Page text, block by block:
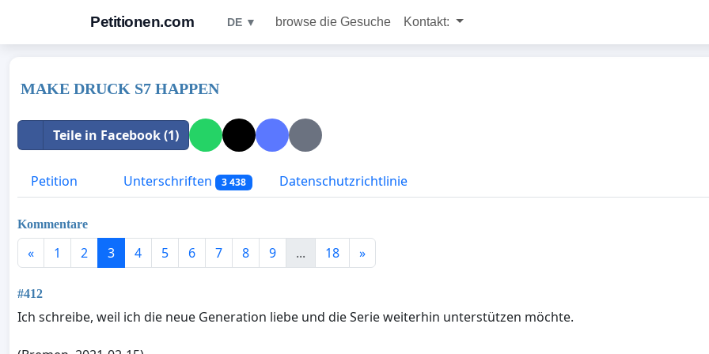
Petitionen.com DE ▼ browse die Gesuche Kontakt:
MAKE DRUCK S7 HAPPEN
Teile in Facebook (1)
Petition Unterschriften 3 438 Datenschutzrichtlinie
Kommentare
« 1 2 3 4 5 6 7 8 9 ... 18 »
#412
Ich schreibe, weil ich die neue Generation liebe und die Serie weiterhin unterstützen möchte.